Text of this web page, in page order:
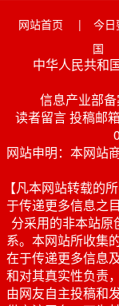
网站首页 | 今日
国
中华人民共和
信息产业部
读者留言 投稿邮
网站申明：本网站
【凡本网站转载的
于传递更多信息之
分采用的非本站
系。本网站所收集
在于传递更多信息
和对其真实性负责
由网友自主投稿和